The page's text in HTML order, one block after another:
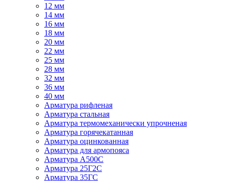
12 мм
14 мм
16 мм
18 мм
20 мм
22 мм
25 мм
28 мм
32 мм
36 мм
40 мм
Арматура рифленая
Арматура стальная
Арматура термомеханически упрочненая
Арматура горячекатанная
Арматура оцинкованная
Арматура для армопояса
Арматура A500С
Арматура 25Г2С
Арматура 35ГС